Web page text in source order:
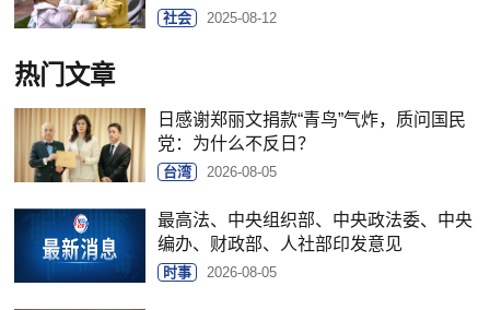
社会 2025-08-12
热门文章
日感谢郑丽文捐款“青鸟”气炸，质问国民
党：为什么不反日？
台湾 2026-08-05
最高法、中央组织部、中央政法委、中央
编办、财政部、人社部印发意见
时事 2026-08-05